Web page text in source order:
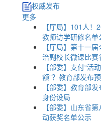
权威发布
更多
【厅局】101人
教师访学研修名单
【厅局】第十一
治副校长微课比
【部委】支付“活
额”？教育部发布
【部委】教育部
身份设局
【部委】山东省
动获奖名单公示